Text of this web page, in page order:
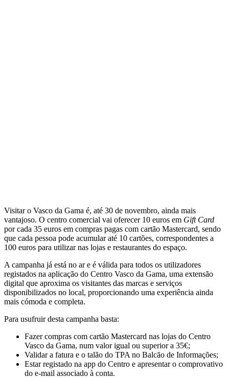
Visitar o Vasco da Gama é, até 30 de novembro, ainda mais
vantajoso. O centro comercial vai oferecer 10 euros em Gift Card
por cada 35 euros em compras pagas com cartão Mastercard, sendo
que cada pessoa pode acumular até 10 cartões, correspondentes a
100 euros para utilizar nas lojas e restaurantes do espaço.
A campanha já está no ar e é válida para todos os utilizadores
registados na aplicação do Centro Vasco da Gama, uma extensão
digital que aproxima os visitantes das marcas e serviços
disponibilizados no local, proporcionando uma experiência ainda
mais cómoda e completa.
Para usufruir desta campanha basta:
Fazer compras com cartão Mastercard nas lojas do Centro
Vasco da Gama, num valor igual ou superior a 35€;
Validar a fatura e o talão do TPA no Balcão de Informações;
Estar registado na app do Centro e apresentar o comprovativo
do e-mail associado à conta.